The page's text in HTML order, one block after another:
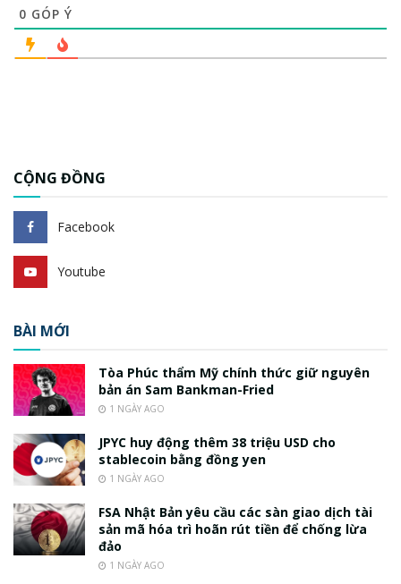
0 GÓP Ý
CỘNG ĐỒNG
Facebook
Youtube
BÀI MỚI
Tòa Phúc thẩm Mỹ chính thức giữ nguyên
bản án Sam Bankman-Fried
1 NGÀY AGO
JPYC huy động thêm 38 triệu USD cho
stablecoin bằng đồng yen
1 NGÀY AGO
FSA Nhật Bản yêu cầu các sàn giao dịch tài
sản mã hóa trì hoãn rút tiền để chống lừa
đảo
1 NGÀY AGO